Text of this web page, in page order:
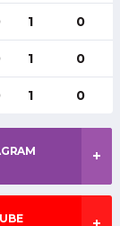
1 0
1 0
1 0